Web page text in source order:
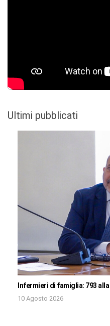
Ultimi pubblicati
Infermieri di famiglia: 793
10 Agosto 2026